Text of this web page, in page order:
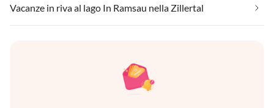
Vacanze in riva al lago In Ramsau nella Zillertal